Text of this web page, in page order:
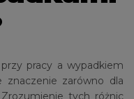
pracy a wypadkiem
zarówno dla
tych różnic